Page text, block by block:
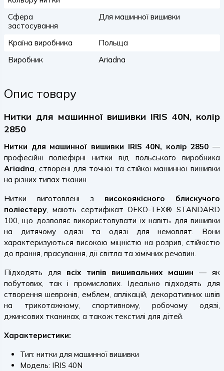
Сфера
застосування
Для машинної вишивки
Країна виробника
Польща
Виробник
Ariadna
Опис товару
Нитки для машинної вишивки IRIS 40N, колір
2850
Нитки для машинної вишивки IRIS 40N, колір 2850 —
професійні поліефірні нитки від польського виробника
Ariadna, створені для точної та стійкої машинної вишивки
на різних типах тканин.
Нитки виготовлені з високоякісного блискучого
поліестеру, мають сертифікат OEKO-TEX® STANDARD
100, що дозволяє використовувати їх навіть для вишивки
на дитячому одязі та одязі для немовлят. Вони
характеризуються високою міцністю на розрив, стійкістю
до прання, прасування, дії світла та хімічних речовин.
Підходять для всіх типів вишивальних машин — як
побутових, так і промислових. Ідеально підходять для
створення шевронів, емблем, аплікацій, декоративних швів
на трикотажному, спортивному, робочому одязі,
джинсових тканинах, а також текстилі для дітей.
Характеристики:
Тип: нитки для машинної вишивки
Модель: IRIS 40N